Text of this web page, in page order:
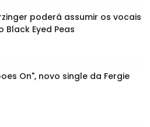
poderá assumir os vocais
Black Eyed Peas
On", novo single da Fergie